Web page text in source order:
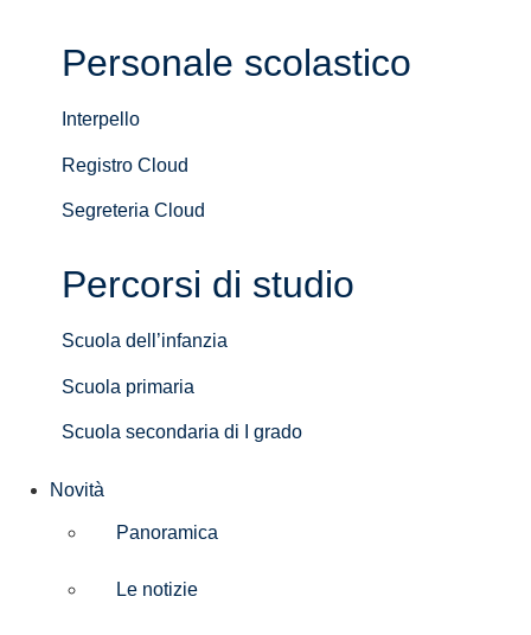
Personale scolastico
Interpello
Registro Cloud
Segreteria Cloud
Percorsi di studio
Scuola dell’infanzia
Scuola primaria
Scuola secondaria di I grado
Novità
Panoramica
Le notizie